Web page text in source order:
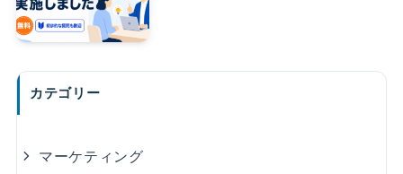
カテゴリー
マーケティング